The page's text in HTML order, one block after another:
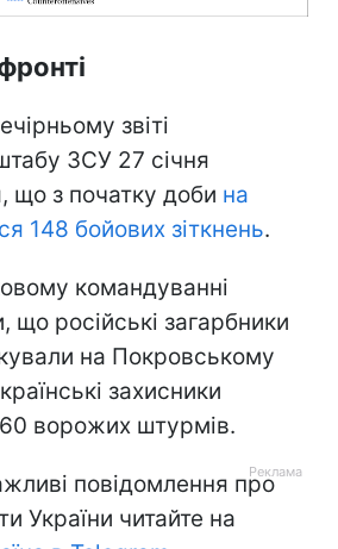
звіті
ЗСУ 27 січня
що з початку доби на
148 бойових зіткнень.
командуванні
що російські загарбники
на Покровському
захисники
ворожих штурмів.
повідомлення про
України читайте на